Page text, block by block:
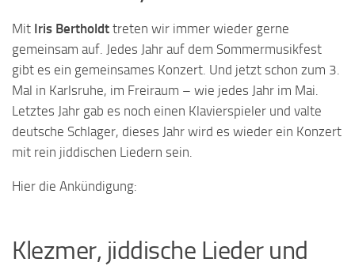
Mit Iris Bertholdt treten wir immer wieder gerne
gemeinsam auf. Jedes Jahr auf dem Sommermusikfest
gibt es ein gemeinsames Konzert. Und jetzt schon zum 3.
Mal in Karlsruhe, im Freiraum – wie jedes Jahr im Mai.
Letztes Jahr gab es noch einen Klavierspieler und valte
deutsche Schlager, dieses Jahr wird es wieder ein Konzert
mit rein jiddischen Liedern sein.
Hier die Ankündigung:
Klezmer, jiddische Lieder und